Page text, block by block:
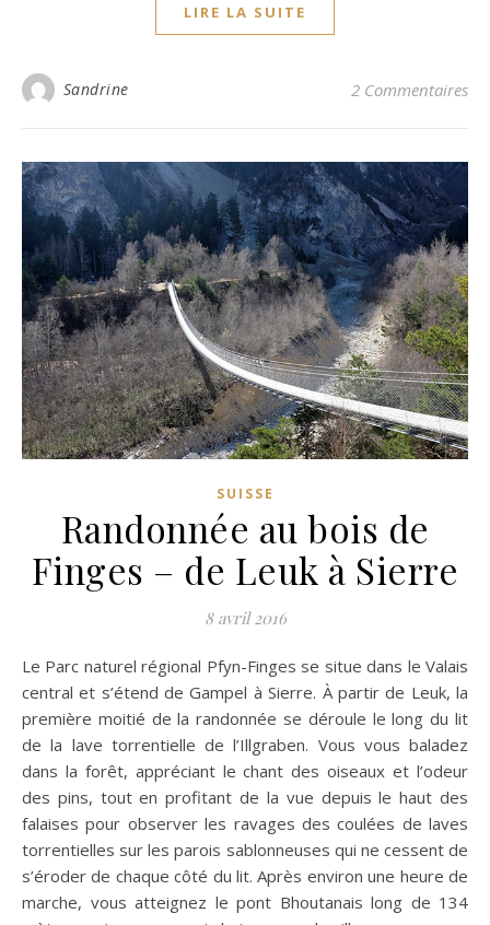
LIRE LA SUITE
Sandrine 2 Commentaires
SUISSE
Randonnée au bois de
Finges – de Leuk à Sierre
8 avril 2016
Le Parc naturel régional Pfyn-Finges se situe dans le Valais
central et s’étend de Gampel à Sierre. À partir de Leuk, la
première moitié de la randonnée se déroule le long du lit
de la lave torrentielle de l’Illgraben. Vous vous baladez
dans la forêt, appréciant le chant des oiseaux et l’odeur
des pins, tout en profitant de la vue depuis le haut des
falaises pour observer les ravages des coulées de laves
torrentielles sur les parois sablonneuses qui ne cessent de
s’éroder de chaque côté du lit. Après environ une heure de
marche, vous atteignez le pont Bhoutanais long de 134